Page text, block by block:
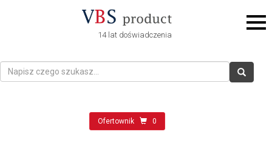
14 lat doświadczenia
Ofertownik 0